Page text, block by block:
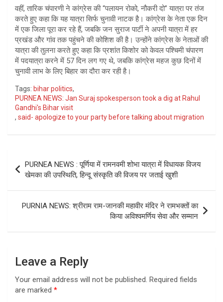
वहीं, तारिक चंपारणी ने कांग्रेस की “पलायन रोको, नौकरी दो” यात्रा पर तंज
करते हुए कहा कि यह यात्रा सिर्फ चुनावी नाटक है। कांग्रेस के नेता एक दिन
में एक जिला पूरा कर रहे हैं, जबकि जन सुराज पार्टी ने अपनी यात्रा में हर
प्रखंड और गांव तक पहुंचने की कोशिश की है। उन्होंने कांग्रेस के नेताओं की
यात्रा की तुलना करते हुए कहा कि प्रशांत किशोर को केवल पश्चिमी चंपारण
में पदयात्रा करने में 57 दिन लग गए थे, जबकि कांग्रेस महज कुछ दिनों में
चुनावी लाभ के लिए बिहार का दौरा कर रही है।
Tags: bihar politics,
PURNEA NEWS: Jan Suraj spokesperson took a dig at Rahul
Gandhi's Bihar visit
, said- apologize to your party before talking about migration
navigation
PURNEA NEWS : पूर्णिया में रामनवमी शोभा यात्रा में विधायक विजय
खेमका की उपस्थिति, हिन्दू संस्कृति की विजय पर जताई खुशी
PURNIA NEWS: श्रीराम राम-जानकी महावीर मंदिर ने रामभक्तों का
किया अविश्वमर्णिय सेवा और सम्मान
Leave a Reply
Your email address will not be published. Required fields
are marked *